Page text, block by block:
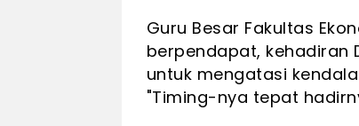
Guru Besar Fakultas
berpendapat, kehadiran
untuk mengatasi
"Timing-nya tepat